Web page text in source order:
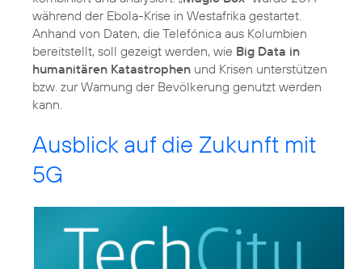
während der Ebola-Krise in Westafrika gestartet.
Anhand von Daten, die Telefónica aus Kolumbien
bereitstellt, soll gezeigt werden, wie Big Data in
humanitären Katastrophen und Krisen unterstützen
bzw. zur Warnung der Bevölkerung genutzt werden
kann.
Ausblick auf die Zukunft mit
5G